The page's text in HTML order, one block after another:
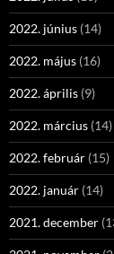
2022. június (14)
2022. május (16)
2022. április (9)
2022. március (14)
2022. február (15)
2022. január (14)
2021. december